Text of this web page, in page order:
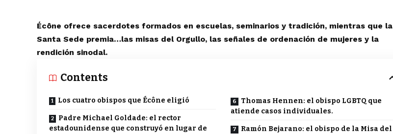
Écône ofrece sacerdotes formados en escuelas, seminarios y tradición, mientras que la
Santa Sede premia…las misas del Orgullo, las señales de ordenación de mujeres y la
rendición sinodal.
Contents
Los cuatro obispos que Écône eligió
Padre Michael Goldade: el rector
estadounidense que construyó en lugar de
Thomas Hennen: el obispo LGBTQ que
atiende casos individuales.
Ramón Bejarano: el obispo de la Misa del